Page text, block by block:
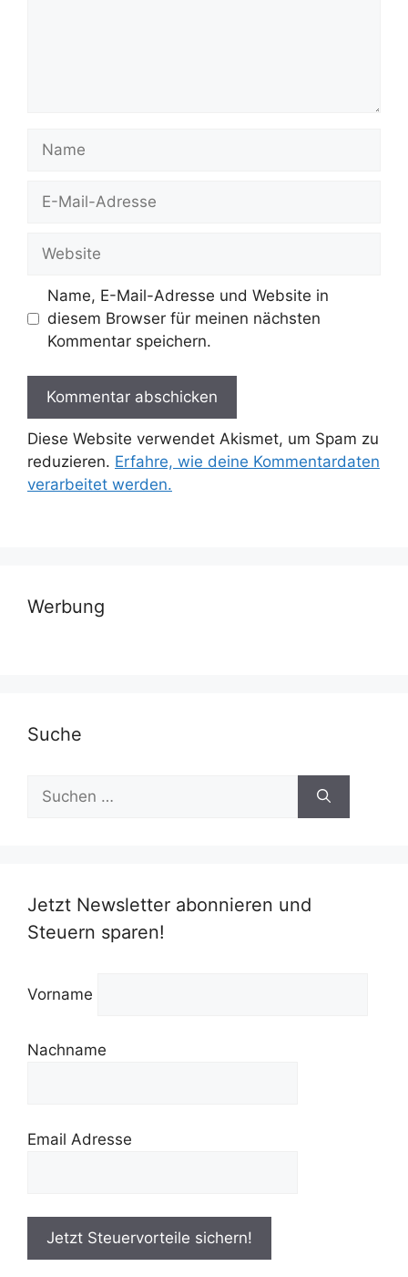
Mail-
Name, E-Mail-Adresse und Website in
diesem Browser für meinen nächsten
Kommentar speichern.
Diese Website verwendet Akismet, um Spam zu
reduzieren. Erfahre, wie deine Kommentardaten
verarbeitet werden.
Werbung
Suche
nach:
Jetzt Newsletter abonnieren und
Steuern sparen!
Vorname
Nachname
Email Adresse